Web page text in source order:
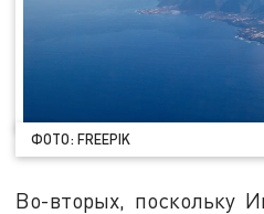
ФОТО: FREEPIK
Во-вторых, поскольку